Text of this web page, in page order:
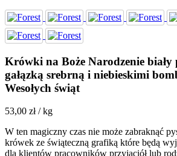
Krówki na Boże Narodzenie biały
gałązką srebrną i niebieskimi
Wesołych świąt
53,00 zł / kg
W ten magiczny czas nie może zabraknąć
krówek ze świąteczną grafiką które będą
dla klientów pracowników przyjaciół lub